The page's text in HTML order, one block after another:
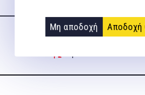
Μη αποδοχή Αποδοχή
στα social media